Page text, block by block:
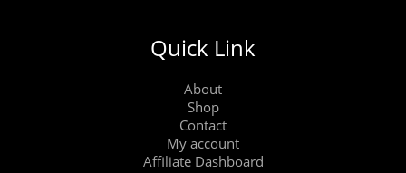
Quick Link
About
Shop
Contact
My account
Affiliate Dashboard